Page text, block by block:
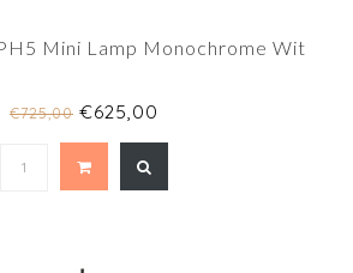
Mini Lamp Monochrome Wit
€725,00 €625,00